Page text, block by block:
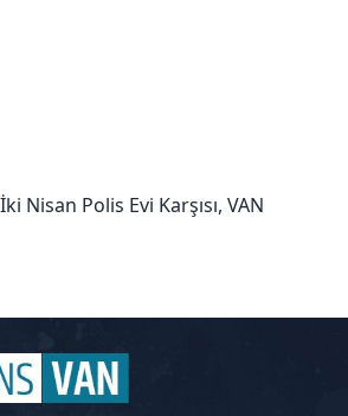
Polis Evi Karşısı, VAN